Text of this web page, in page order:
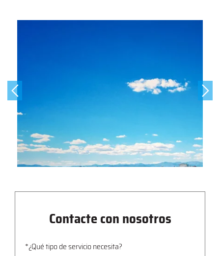
Contacte con nosotros
*¿Qué tipo de servicio necesita?